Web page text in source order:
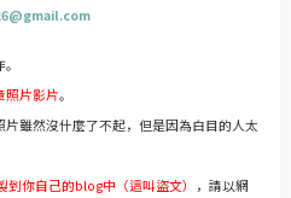
照片影片。
雖然沒什麼了不起，但是因為白目的人太
到你自己的blog中（這叫盜文）
，請以網